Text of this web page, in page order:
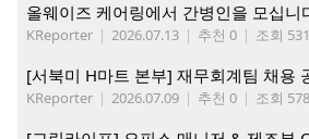
올웨이즈 케어링에서 간병인을 모십니
KReporter | 2026.07.13 | 추천 0 | 조회
KReporter | 2026.07.09 | 추천 0 | 조회